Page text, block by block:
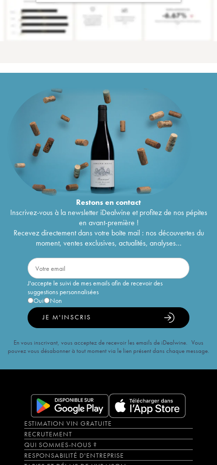
Restons encontact
Inscrivez-vous à la newsletter iDealwine et profitez de nos pépites
en avant-première !
Recevez directement dans votre boîte mail : nos découvertes du
moment, ventes exclusives, actualités, analyses...
J'accepte le suivi de mes emails afin de recevoir des
suggestions personnalisées
Oui
Non
JE M'INSCRIS
En vous inscrivant, vous acceptez de recevoir les emails de iDealwine. Vous
pouvez vous désabonner à tout moment via le lien présent dans chaque message.
ESTIMATION VIN GRATUITE
RECRUTEMENT
QUI SOMMES-NOUS ?
RESPONSABILITÉ D'ENTREPRISE